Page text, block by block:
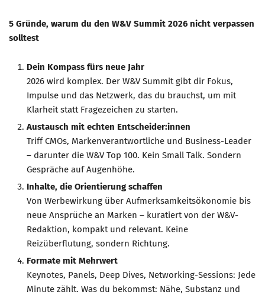
5 Gründe, warum du den W&V Summit 2026 nicht verpassen
solltest
Dein Kompass fürs neue Jahr
2026 wird komplex. Der W&V Summit gibt dir Fokus,
Impulse und das Netzwerk, das du brauchst, um mit
Klarheit statt Fragezeichen zu starten.
Austausch mit echten Entscheider:innen
Triff CMOs, Markenverantwortliche und Business-Leader
– darunter die W&V Top 100. Kein Small Talk. Sondern
Gespräche auf Augenhöhe.
Inhalte, die Orientierung schaffen
Von Werbewirkung über Aufmerksamkeitsökonomie bis
neue Ansprüche an Marken – kuratiert von der W&V-
Redaktion, kompakt und relevant. Keine
Reizüberflutung, sondern Richtung.
Formate mit Mehrwert
Keynotes, Panels, Deep Dives, Networking-Sessions: Jede
Minute zählt. Was du bekommst: Nähe, Substanz und